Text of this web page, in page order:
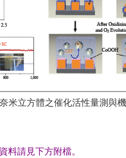
米立方體之催化活性量測與
請見下方附檔。